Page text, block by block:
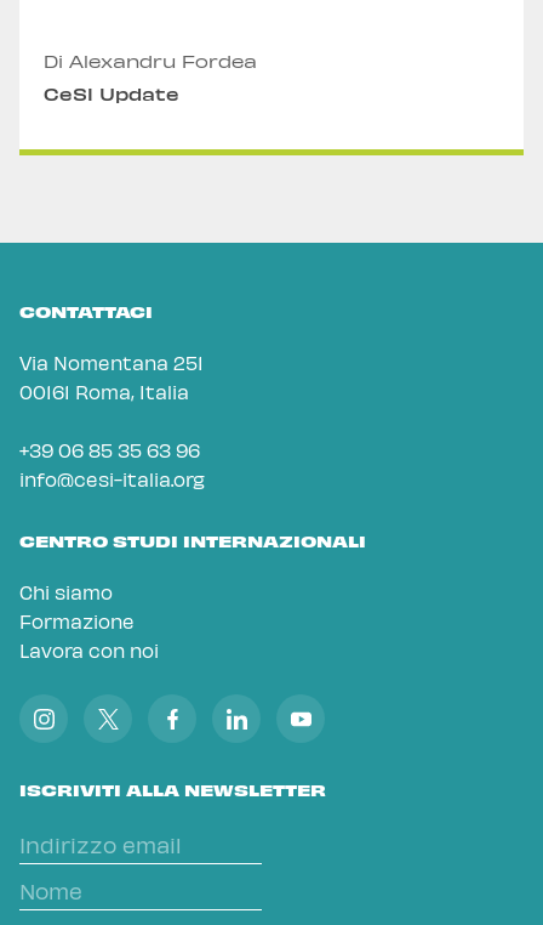
Di Alexandru Fordea
CeSI Update
CONTATTACI
Via Nomentana 251
00161 Roma, Italia
+39 06 85 35 63 96
info@cesi-italia.org
CENTRO STUDI INTERNAZIONALI
Chi siamo
Formazione
Lavora con noi
ISCRIVITI ALLA NEWSLETTER